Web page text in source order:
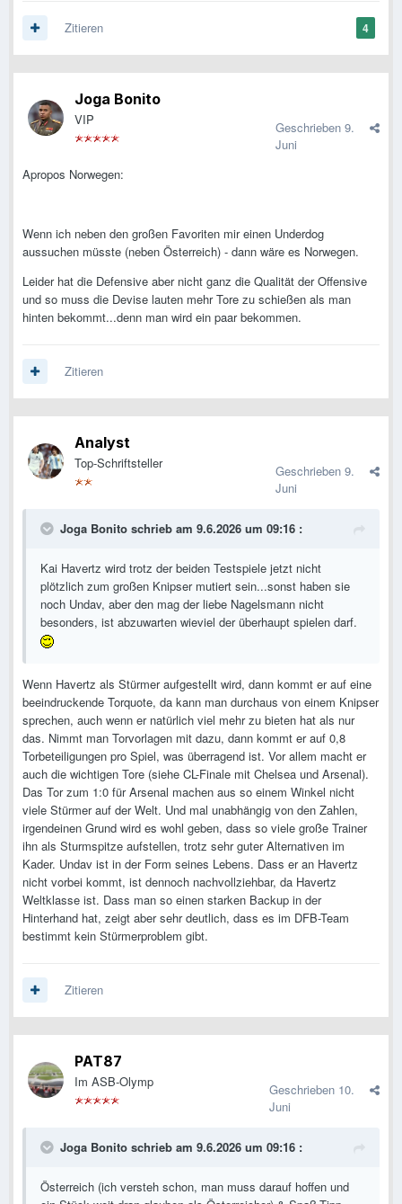
4
Zitieren
Joga Bonito
VIP Geschrieben 9.
Juni
Apropos Norwegen:
Wenn ich neben den großen Favoriten mir einen Underdog
aussuchen müsste (neben Österreich) - dann wäre es Norwegen.
Leider hat die Defensive aber nicht ganz die Qualität der Offensive
und so muss die Devise lauten mehr Tore zu schießen als man
hinten bekommt...denn man wird ein paar bekommen.
Zitieren
Analyst
Top-Schriftsteller Geschrieben 9.
Juni
Joga Bonito schrieb am 9.6.2026 um 09:16 :
Kai Havertz wird trotz der beiden Testspiele jetzt nicht
plötzlich zum großen Knipser mutiert sein...sonst haben sie
noch Undav, aber den mag der liebe Nagelsmann nicht
besonders, ist abzuwarten wieviel der überhaupt spielen darf.
Wenn Havertz als Stürmer aufgestellt wird, dann kommt er auf eine
beeindruckende Torquote, da kann man durchaus von einem Knipser
sprechen, auch wenn er natürlich viel mehr zu bieten hat als nur
das. Nimmt man Torvorlagen mit dazu, dann kommt er auf 0,8
Torbeteiligungen pro Spiel, was überragend ist. Vor allem macht er
auch die wichtigen Tore (siehe CL-Finale mit Chelsea und Arsenal).
Das Tor zum 1:0 für Arsenal machen aus so einem Winkel nicht
viele Stürmer auf der Welt. Und mal unabhängig von den Zahlen,
irgendeinen Grund wird es wohl geben, dass so viele große Trainer
ihn als Sturmspitze aufstellen, trotz sehr guter Alternativen im
Kader. Undav ist in der Form seines Lebens. Dass er an Havertz
nicht vorbei kommt, ist dennoch nachvollziehbar, da Havertz
Weltklasse ist. Dass man so einen starken Backup in der
Hinterhand hat, zeigt aber sehr deutlich, dass es im DFB-Team
bestimmt kein Stürmerproblem gibt.
Zitieren
PAT87
Im ASB-Olymp Geschrieben 10.
Juni
Joga Bonito schrieb am 9.6.2026 um 09:16 :
Österreich (ich versteh schon, man muss darauf hoffen und